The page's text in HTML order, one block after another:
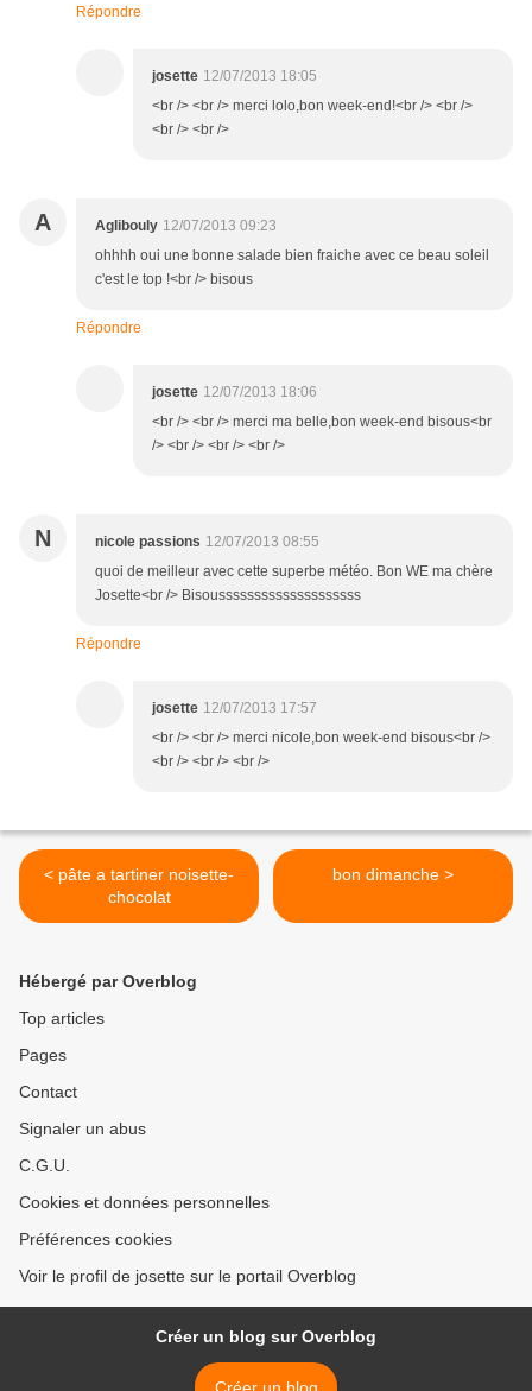
Répondre
josette 12/07/2013 18:05
<br /> <br /> merci lolo,bon week-end!<br /> <br />
<br /> <br />
A Aglibouly 12/07/2013 09:23
ohhhh oui une bonne salade bien fraiche avec ce beau soleil
c'est le top !<br /> bisous
Répondre
josette 12/07/2013 18:06
<br /> <br /> merci ma belle,bon week-end bisous<br
/> <br /> <br /> <br />
N nicole passions 12/07/2013 08:55
quoi de meilleur avec cette superbe météo. Bon WE ma chère
Josette<br /> Bisoussssssssssssssssssss
Répondre
josette 12/07/2013 17:57
<br /> <br /> merci nicole,bon week-end bisous<br />
<br /> <br /> <br />
< pâte a tartiner noisette-
chocolat
bon dimanche >
Hébergé par Overblog
Top articles
Pages
Contact
Signaler un abus
C.G.U.
Cookies et données personnelles
Préférences cookies
Voir le profil de josette sur le portail Overblog
Créer un blog sur Overblog